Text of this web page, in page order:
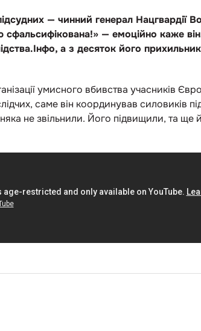
— чинний генерал Нацгвардії
— емоційно каже
а з десяток його
умисного вбивства учасників
саме він координував силовиків
не звільнили. Його підвищили, та ще